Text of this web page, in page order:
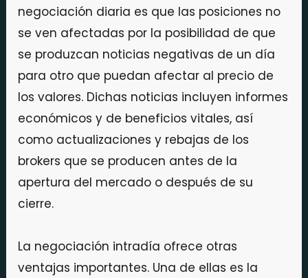
negociación diaria es que las posiciones no
se ven afectadas por la posibilidad de que
se produzcan noticias negativas de un día
para otro que puedan afectar al precio de
los valores. Dichas noticias incluyen informes
económicos y de beneficios vitales, así
como actualizaciones y rebajas de los
brokers que se producen antes de la
apertura del mercado o después de su
cierre.
La negociación intradía ofrece otras
ventajas importantes. Una de ellas es la